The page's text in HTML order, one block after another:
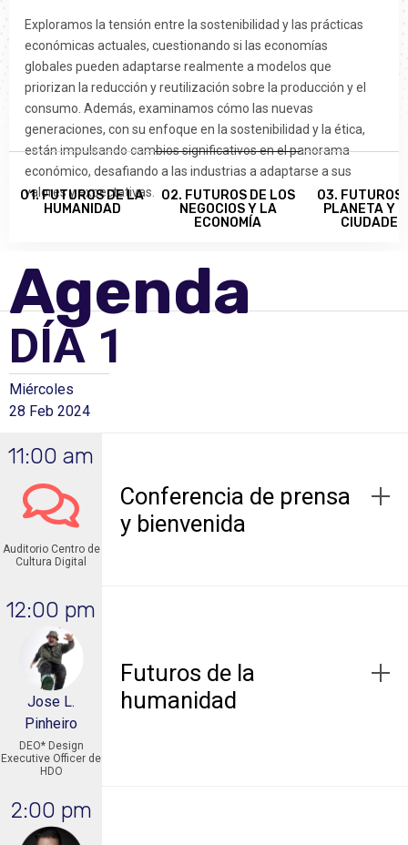
01. FUTUROS DE LA
HUMANIDAD
02. FUTUROS DE LOS
NEGOCIOS Y LA
ECONOMÍA
03. FUTUROS
PLANETA Y
CIUDADES
Exploramos la tensión entre la sostenibilidad y las prácticas
económicas actuales, cuestionando si las economías
globales pueden adaptarse realmente a modelos que
priorizan la reducción y reutilización sobre la producción y el
consumo. Además, examinamos cómo las nuevas
generaciones, con su enfoque en la sostenibilidad y la ética,
están impulsando cambios significativos en el panorama
económico, desafiando a las industrias a adaptarse a sus
valores y expectativas.
Agenda
DÍA 1
Miércoles
28 Feb 2024
11:00 am
Auditorio Centro de
Cultura Digital
Conferencia de prensa
y bienvenida
12:00 pm
Jose L.
Pinheiro
DEO* Design
Executive Officer de
HDO
Futuros de la
humanidad
2:00 pm